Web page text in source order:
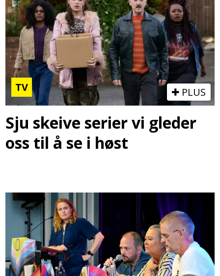
TV PLUS
Sju skeive serier vi gleder
oss til å se i høst